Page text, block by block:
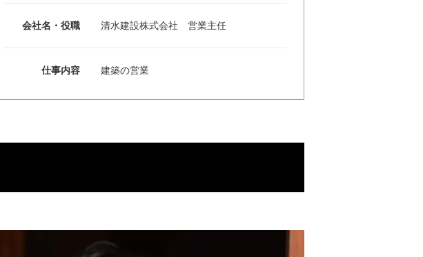
会社名・役職 清水建設株式会社 営業主任
仕事内容 建築の営業